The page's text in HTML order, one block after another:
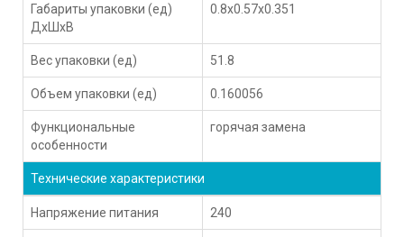
Габариты упаковки (ед)
ДхШхВ
0.8x0.57x0.351
Вес упаковки (ед) 51.8
Объем упаковки (ед) 0.160056
Функциональные
особенности
горячая замена
Технические характеристики
Напряжение питания 240